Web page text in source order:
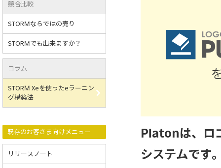
Platonは、ロ
システムです
競合比較
STORMならではの売り
STORMでも出来ますか？
コラム
STORM Xeを使ったeラーニン
グ構築法
既存のお客さま向けメニュー
リリースノート